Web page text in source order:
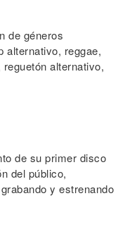
de géneros
alternativo, reggae,
alternativo,
de su primer disco
del público,
y estrenando